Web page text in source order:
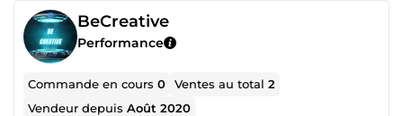
BeCreative
Performance
Commande en cours0 Ventes au total2
Vendeur depuisAoût 2020